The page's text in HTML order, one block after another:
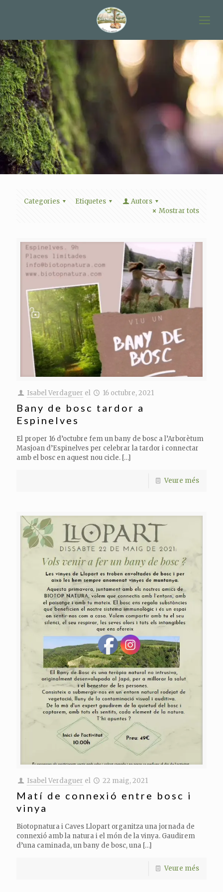
Categories Etiquetes
Autors
Mostrar tots
Isabel Verdaguer el 16 octubre, 2021
Bany de bosc tardor a
Espinelves
El proper 16 d’octubre fem un bany de bosc a l’Arborètum
Masjoan d’Espinelves per celebrar la tardor i connectar
amb el bosc en aquest nou cicle. […]
Veure més
Isabel Verdaguer el 22 maig, 2021
Matí de connexió entre bosc i
vinya
Biotopnatura i Caves Llopart organitza una jornada de
connexió amb la natura i el món de la vinya. Gaudirem
d’una caminada, un bany de bosc, una […]
Veure més